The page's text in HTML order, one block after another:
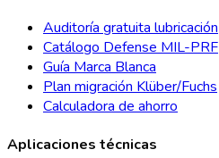
Auditoría gratuita lubricación
Catálogo Defense MIL-PRF
Guía Marca Blanca
Plan migración Klüber/Fuchs
Calculadora de ahorro
Aplicaciones técnicas